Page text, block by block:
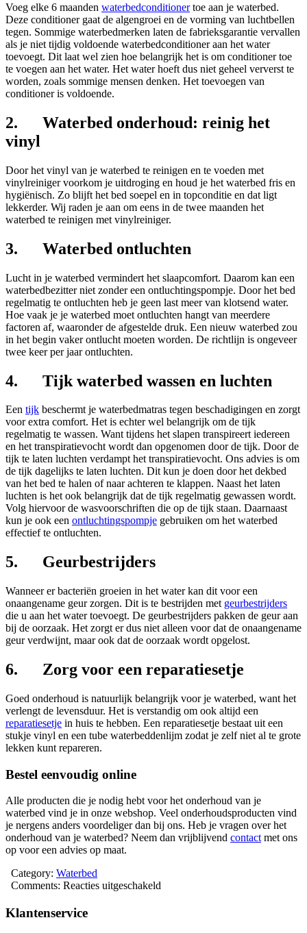
Voeg elke 6 maanden waterbedconditionertoe aan je waterbed.
Deze conditioner gaat de algengroei en de vorming van luchtbellen
tegen. Sommige waterbedmerken laten de fabrieksgarantie vervallen
als je niet tijdig voldoende waterbedconditioner aan het water
toevoegt. Dit laat wel zien hoe belangrijk het is om conditioner toe
te voegen aan het water. Het water hoeft dus niet geheel ververst te
worden, zoals sommige mensen denken. Het toevoegen van
conditioner is voldoende.
2. Waterbed onderhoud: reinig het
vinyl
Door het vinyl van je waterbed te reinigen en te voeden met
vinylreiniger voorkom je uitdroging en houd je het waterbed fris en
hygiënisch. Zo blijft het bed soepel en in topconditie en dat ligt
lekkerder. Wij raden je aan om eens in de twee maanden het
waterbed te reinigen met vinylreiniger.
3. Waterbed ontluchten
Lucht in je waterbed vermindert het slaapcomfort. Daarom kan een
waterbedbezitter niet zonder een ontluchtingspompje. Door het bed
regelmatig te ontluchten heb je geen last meer van klotsend water.
Hoe vaak je je waterbed moet ontluchten hangt van meerdere
factoren af, waaronder de afgestelde druk. Een nieuw waterbed zou
in het begin vaker ontlucht moeten worden. De richtlijn is ongeveer
twee keer per jaar ontluchten.
4. Tijk waterbed wassen en luchten
Een tijk beschermt je waterbedmatras tegen beschadigingen en zorgt
voor extra comfort. Het is echter wel belangrijk om de tijk
regelmatig te wassen. Want tijdens het slapen transpireert iedereen
en het transpiratievocht wordt dan opgenomen door de tijk. Door de
tijk te laten luchten verdampt het transpiratievocht. Ons advies is om
de tijk dagelijks te laten luchten. Dit kun je doen door het dekbed
van het bed te halen of naar achteren te klappen. Naast het laten
luchten is het ook belangrijk dat de tijk regelmatig gewassen wordt.
Volg hiervoor de wasvoorschriften die op de tijk staan. Daarnaast
kun je ook een ontluchtingspompje gebruiken om het waterbed
effectief te ontluchten.
5. Geurbestrijders
Wanneer er bacteriën groeien in het water kan dit voor een
onaangename geur zorgen. Dit is te bestrijden met geurbestrijders
die u aan het water toevoegt. De geurbestrijders pakken de geur aan
bij de oorzaak. Het zorgt er dus niet alleen voor dat de onaangename
geur verdwijnt, maar ook dat de oorzaak wordt opgelost.
6. Zorg voor een reparatiesetje
Goed onderhoud is natuurlijk belangrijk voor je waterbed, want het
verlengt de levensduur. Het is verstandig om ook altijd een
reparatiesetje in huis te hebben. Een reparatiesetje bestaat uit een
stukje vinyl en een tube waterbeddenlijm zodat je zelf niet al te grote
lekken kunt repareren.
Bestel eenvoudig online
Alle producten die je nodig hebt voor het onderhoud van je
waterbed vind je in onze webshop. Veel onderhoudsproducten vind
je nergens anders voordeliger dan bij ons. Heb je vragen over het
onderhoud van je waterbed? Neem dan vrijblijvend contactmet ons
op voor een advies op maat.
Category: Waterbed
Comments: Reacties uitgeschakeld
Klantenservice